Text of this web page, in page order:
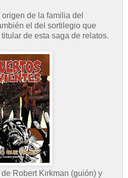
de la familia del
el del sortilegio que
de esta saga de relatos.
de Robert Kirkman (guión) y